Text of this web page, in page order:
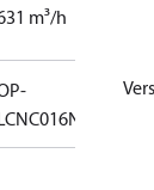
m³/h